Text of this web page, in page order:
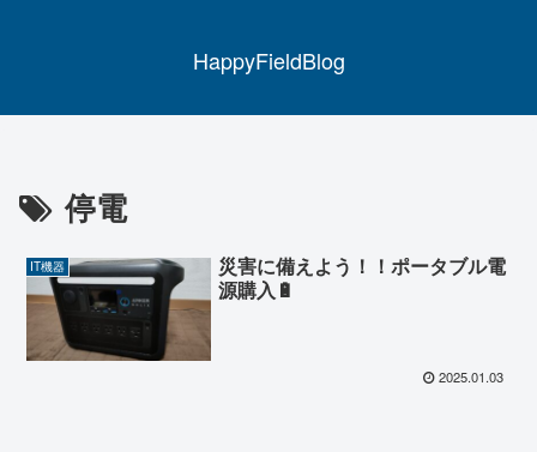
HappyFieldBlog
停電
IT機器
災害に備えよう！！ポータブル電
源購入🔋
2025.01.03